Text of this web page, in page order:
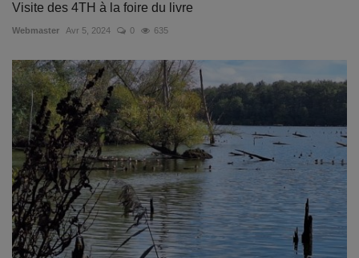
Visite des 4TH à la foire du livre
Webmaster Avr 5, 2024 0 635